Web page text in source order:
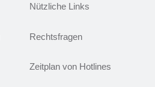
Nützliche Links
Rechtsfragen
Zeitplan von Hotlines